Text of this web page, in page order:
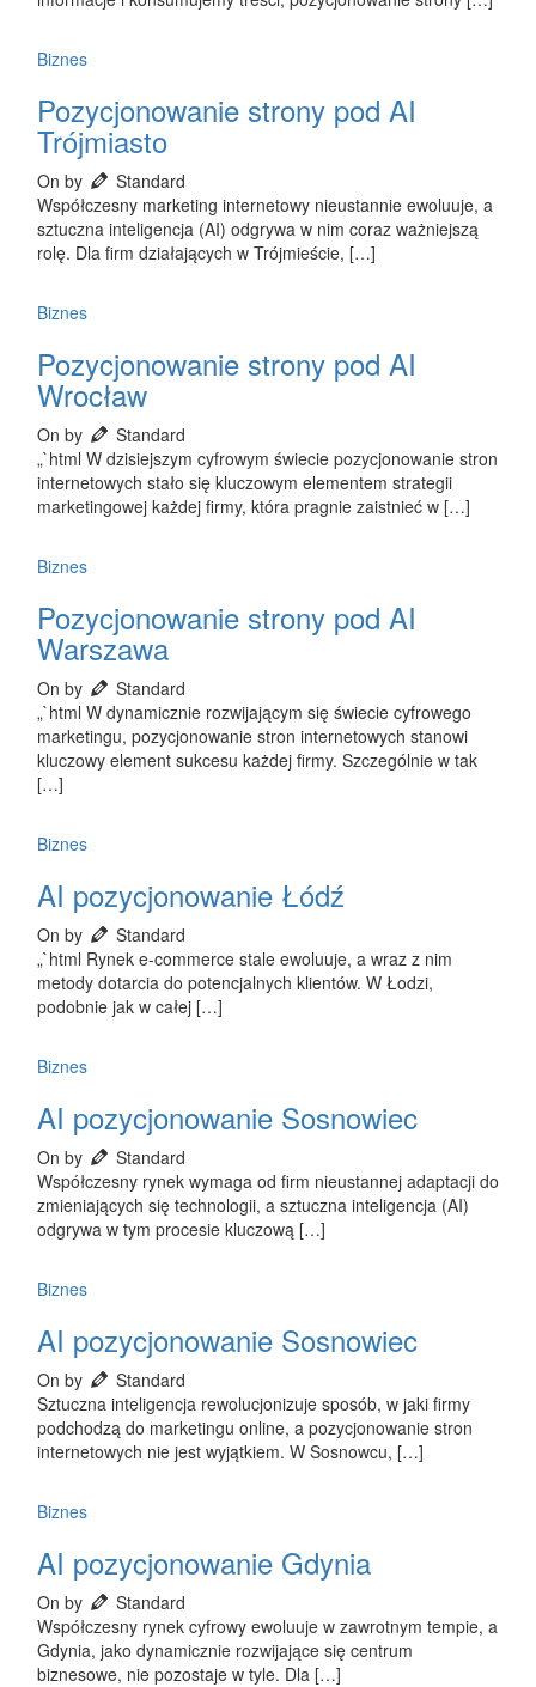
Biznes
Pozycjonowanie strony pod AI
Trójmiasto
On by
Standard
Współczesny marketing internetowy nieustannie ewoluuje, a
sztuczna inteligencja (AI) odgrywa w nim coraz ważniejszą
rolę. Dla firm działających w Trójmieście, […]
Biznes
Pozycjonowanie strony pod AI
Wrocław
On by
Standard
„`html W dzisiejszym cyfrowym świecie pozycjonowanie stron
internetowych stało się kluczowym elementem strategii
marketingowej każdej firmy, która pragnie zaistnieć w […]
Biznes
Pozycjonowanie strony pod AI
Warszawa
On by
Standard
„`html W dynamicznie rozwijającym się świecie cyfrowego
marketingu, pozycjonowanie stron internetowych stanowi
kluczowy element sukcesu każdej firmy. Szczególnie w tak
[…]
Biznes
AI pozycjonowanie Łódź
On by
Standard
„`html Rynek e-commerce stale ewoluuje, a wraz z nim
metody dotarcia do potencjalnych klientów. W Łodzi,
podobnie jak w całej […]
Biznes
AI pozycjonowanie Sosnowiec
On by
Standard
Współczesny rynek wymaga od firm nieustannej adaptacji do
zmieniających się technologii, a sztuczna inteligencja (AI)
odgrywa w tym procesie kluczową […]
Biznes
AI pozycjonowanie Sosnowiec
On by
Standard
Sztuczna inteligencja rewolucjonizuje sposób, w jaki firmy
podchodzą do marketingu online, a pozycjonowanie stron
internetowych nie jest wyjątkiem. W Sosnowcu, […]
Biznes
AI pozycjonowanie Gdynia
On by
Standard
Współczesny rynek cyfrowy ewoluuje w zawrotnym tempie, a
Gdynia, jako dynamicznie rozwijające się centrum
biznesowe, nie pozostaje w tyle. Dla […]